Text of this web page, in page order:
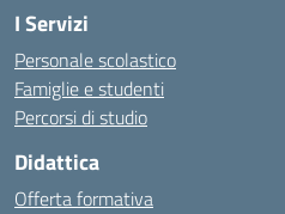
I Servizi
Personale scolastico
Famiglie e studenti
Percorsi di studio
Didattica
Offerta formativa